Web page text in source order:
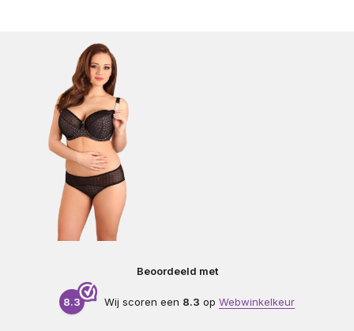
Beoordeeld met
8.3 Wij scoren een 8.3 op Webwinkelkeur